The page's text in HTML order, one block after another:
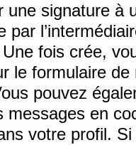
une signature à
par
Une fois crée,
le formulaire de
pouvez
messages en
votre profil.